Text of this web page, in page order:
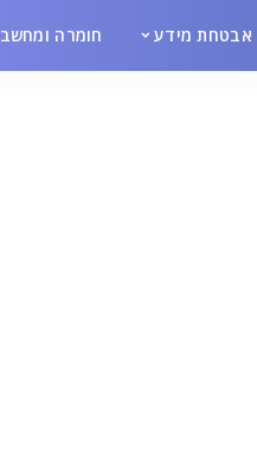
אבטחת מידע חומרה ומחשב